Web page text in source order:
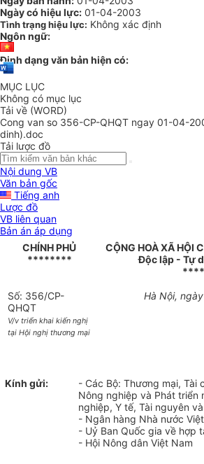
Ngày có hiệu lực: 01-04-2003
Tình trạng hiệu lực: Không xác định
Ngôn ngữ:
Định dạng văn bản hiện có:
MỤC LỤC
Không có mục lục
Tải về (WORD)
Cong van so 356-CP-QHQT ngay 01-04-
dinh).doc
Tải lược đồ
Nội dung VB
Văn bản gốc
Tiếng anh
Lược đồ
VB liên quan
Bản án áp dụng
CHÍNH PHỦ
********
CỘNG HOÀ XÃ HỘI
Độc lập - Tự
Số: 356/CP-
QHQT
V/v triển khai kiến nghị
tại Hội nghị thương mại
Hà Nội,
Kính gửi:
- Các Bộ: Thương mại, Tài
Nông nghiệp và Phát triển
nghiệp, Y tế, Tài nguyên
- Ngân hàng Nhà nước
- Uỷ Ban Quốc gia về hợp
- Hội Nông dân Việt Nam